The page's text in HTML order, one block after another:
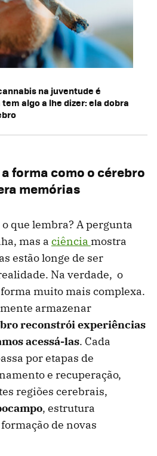
na juventude é
algo a lhe dizer: ela dobra
forma como o cérebro
memórias
que lembra? A pergunta
mas a ciência mostra
estão longe de ser
Na verdade, o
muito mais complexa.
armazenar
reconstrói experiências
acessá-las. Cada
por etapas de
e recuperação,
regiões cerebrais,
, estrutura
de novas